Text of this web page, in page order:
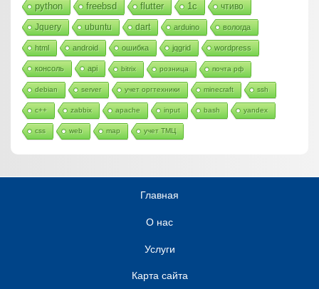
python freebsd flutter 1c чтиво
Jquery ubuntu dart arduino вологда
html android ошибка jqgrid wordpress
консоль api bitrix розница почта рф
debian server учет оргтехники minecraft ssh
c++ zabbix apache input bash yandex
css web map учет ТМЦ
Главная
О нас
Услуги
Карта сайта